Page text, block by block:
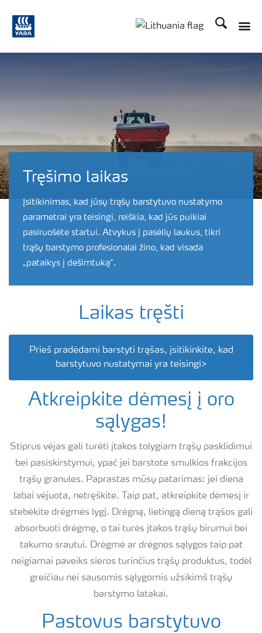
Ieškoti
Tręšimo laikas
Įsitikinimas, kad jūsų trąšų barstytuvo nustatymo
parametrai yra teisingi, reiškia, kad jūs puikiai
pasiruošėte startui. Atvykus į pasėlių laukus, tikri
trąšų barstymo profesionalai žino, kad visada
„pataikys į dešimtuką“.
Laikas tręšti
Prieš pradėdami barstyti trąšas, įsitikinkite, kad
barstytuvo nustatymai yra teisingi>
Atkreipkite dėmesį į oro
sąlygas!
Stiprus vėjas gali turėti įtakos tolygiam trąšų pasklidimui
bei pasiskirstymui, ypač jei barstote smulkios frakcijos
trąšų granules. Paprastas mūsų patarimas: jei diena
labai vėjuota, netręškite. Taip pat, atkreipkite dėmesį ir
stebėkite drėgmės lygį. Drėgną, lietingą dieną trąšos gali
absorbuoti drėgmę, o tai turės įtakos trąšų birumui bei
takumo srautui. Drėgmė ar drėgnos sąlygos taip pat
neigiamai paveiks sieros turinčius trąšų produktus, todėl
greičiau nei sausomis sąlygomis užsikimš trąšų
barstymo latakai.
Pastovus barstytuvo